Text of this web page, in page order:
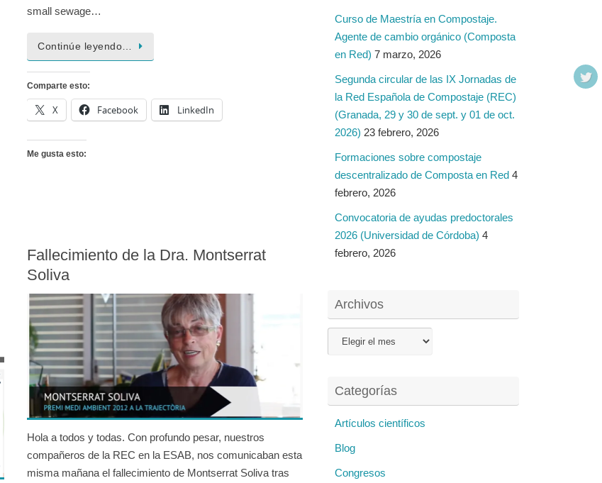
small sewage…
Continúe leyendo…
Comparte esto:
X Facebook LinkedIn
Me gusta esto:
Fallecimiento de la Dra. Montserrat
Soliva
Hola a todos y todas. Con profundo pesar, nuestros
compañeros de la REC en la ESAB, nos comunicaban esta
misma mañana el fallecimiento de Montserrat Soliva tras
Curso de Maestría en Compostaje.
Agente de cambio orgánico (Composta
en Red) 7 marzo, 2026
Segunda circular de las IX Jornadas de
la Red Española de Compostaje (REC)
(Granada, 29 y 30 de sept. y 01 de oct.
2026) 23 febrero, 2026
Formaciones sobre compostaje
descentralizado de Composta en Red 4
febrero, 2026
Convocatoria de ayudas predoctorales
2026 (Universidad de Córdoba) 4
febrero, 2026
Archivos
Archivos
Categorías
Artículos científicos
Blog
Congresos